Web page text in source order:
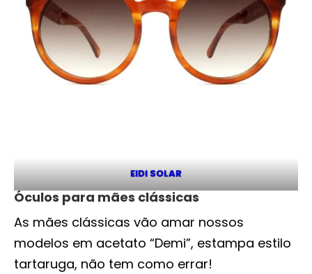
EIDI SOLAR
Óculos para mães clássicas
As mães clássicas vão amar nossos
modelos em acetato “Demi”, estampa estilo
tartaruga, não tem como errar!